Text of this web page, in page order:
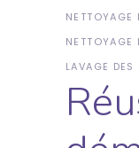
NETTOYAGE
NETTOYAGE
LAVAGE DES